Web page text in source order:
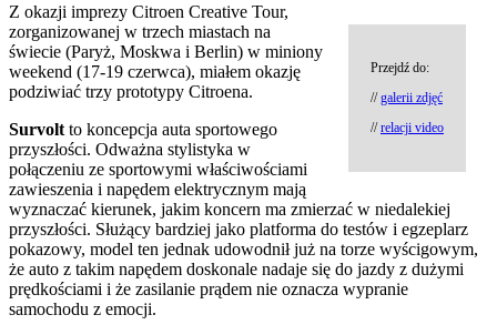
Przejdź do:
//galerii zdjęć
//relacji video
Z okazji imprezy Citroen Creative Tour,
zorganizowanej w trzech miastach na
świecie (Paryż, Moskwa i Berlin) w miniony
weekend (17-19 czerwca), miałem okazję
podziwiać trzy prototypy Citroena.
Survolt to koncepcja auta sportowego
przyszłości. Odważna stylistyka w
połączeniu ze sportowymi właściwościami
zawieszenia i napędem elektrycznym mają
wyznaczać kierunek, jakim koncern ma zmierzać w niedalekiej
przyszłości. Służący bardziej jako platforma do testów i egzeplarz
pokazowy, model ten jednak udowodnił już na torze wyścigowym,
że auto z takim napędem doskonale nadaje się do jazdy z dużymi
prędkościami i że zasilanie prądem nie oznacza wypranie
samochodu z emocji.